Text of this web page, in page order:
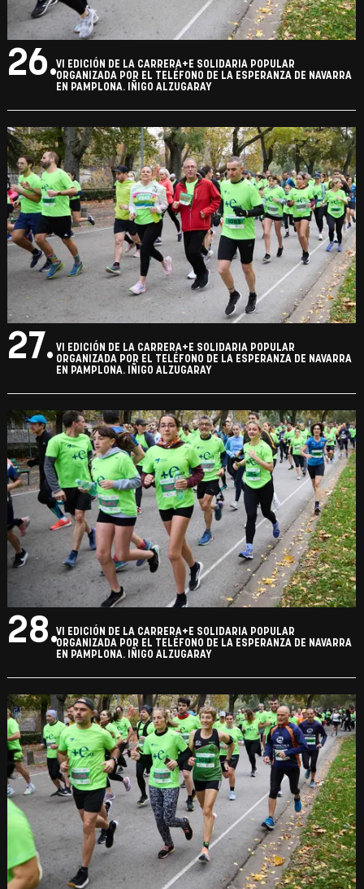
26.VI EDICIÓN DE LA CARRERA+E SOLIDARIA POPULAR
ORGANIZADA POR EL TELÉFONO DE LA ESPERANZA DE NAVARRA
EN PAMPLONA. IÑIGO ALZUGARAY
27. VI EDICIÓN DE LA CARRERA+E SOLIDARIA POPULAR
ORGANIZADA POR EL TELÉFONO DE LA ESPERANZA DE NAVARRA
EN PAMPLONA. IÑIGO ALZUGARAY
28.VI EDICIÓN DE LA CARRERA+E SOLIDARIA POPULAR
ORGANIZADA POR EL TELÉFONO DE LA ESPERANZA DE NAVARRA
EN PAMPLONA. IÑIGO ALZUGARAY